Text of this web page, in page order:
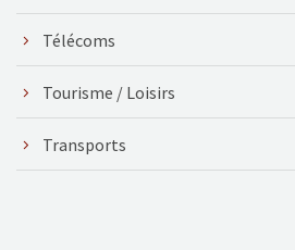
Télécoms
Tourisme / Loisirs
Transports